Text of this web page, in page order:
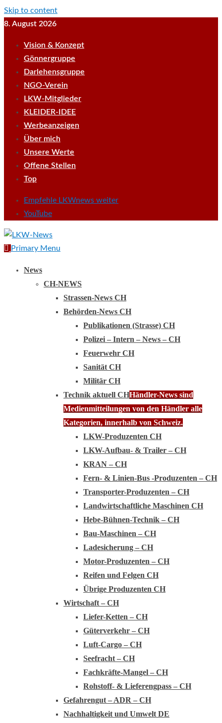
Skip to content
8. August 2026
Vision & Konzept
Gönnergruppe
Darlehensgruppe
NGO-Verein
LKW-Mitglieder
KLEIDER-IDEE
Werbeanzeigen
Über mich
Unsere Werte
Offene Stellen
Top
Empfehle LKWnews weiter
YouTube
Primary Menu
News
CH-NEWS
Strassen-News CH
Behörden-News CH
Publikationen (Strasse) CH
Polizei – Intern – News – CH
Feuerwehr CH
Sanität CH
Militär CH
Technik aktuell CHHändler-News sind
Medienmitteilungen von den Händler alle
Kategorien, innerhalb von Schweiz.
LKW-Produzenten CH
LKW-Aufbau- & Trailer – CH
KRAN – CH
Fern- & Linien-Bus -Produzenten – CH
Transporter-Produzenten – CH
Landwirtschaftliche Maschinen CH
Hebe-Bühnen-Technik – CH
Bau-Maschinen – CH
Ladesicherung – CH
Motor-Produzenten – CH
Reifen und Felgen CH
Übrige Produzenten CH
Wirtschaft – CH
Liefer-Ketten – CH
Güterverkehr – CH
Luft-Cargo – CH
Seefracht – CH
Fachkräfte-Mangel – CH
Rohstoff- & Lieferengpass – CH
Gefahrengut – ADR – CH
Nachhaltigkeit und Umwelt DE